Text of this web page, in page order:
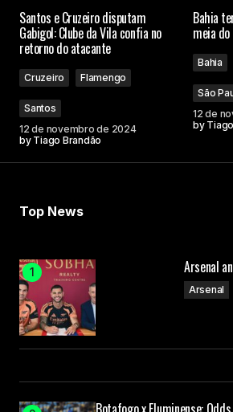
Campos obrigatórios são
Your Name
Your E-mail
Submit Comment
Santos e Cruzeiro disputam
Gabigol: Clube da Vila confia no
retorno do atacante
Cruzeiro Flamengo
Santos
12 de novembro de 2024
by Tiago Brandão
Bahia
meia do
Bahia
São
12 de
by
Top News
Arsenal
Arsenal